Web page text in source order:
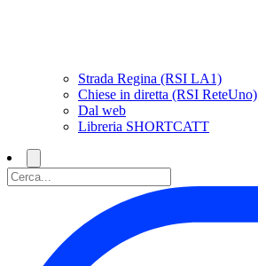
Strada Regina (RSI LA1)
Chiese in diretta (RSI ReteUno)
Dal web
Libreria SHORTCATT